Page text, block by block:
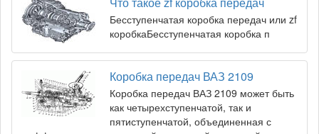
Бесступенчатая коробка передач или zf
коробкаБесступенчатая коробка п
Коробка передач ВАЗ 2109
Коробка передач ВАЗ 2109 может быть
как четырехступенчатой, так и
пятиступенчатой, объединенная с